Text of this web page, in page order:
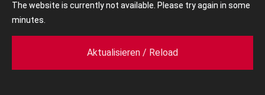
The website is currently not available. Please try again in some
minutes.
Aktualisieren / Reload